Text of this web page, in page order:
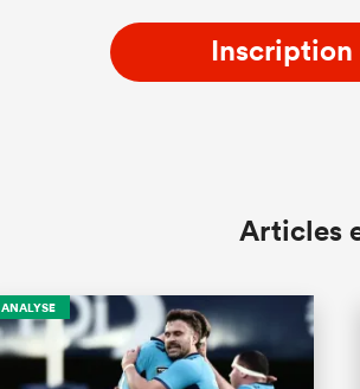
Articles
ANALYSE